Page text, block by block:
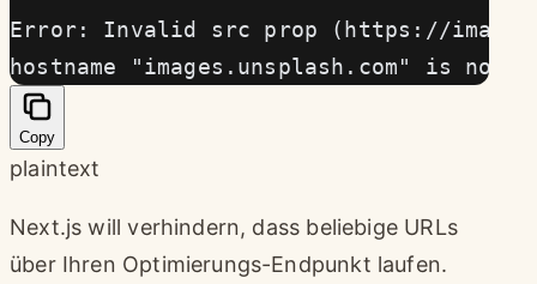
Error: Invalid src prop (https://
hostname "images.unsplash.com" is
Copy
plaintext
Next.js will verhindern, dass beliebige URLs
über Ihren Optimierungs-Endpunkt laufen.